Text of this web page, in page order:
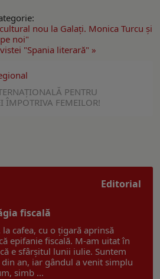
nou la Galați. Monica Turcu și
noi"
"Spania literară" »
PENTRU
ÎMPOTRIVA FEMEILOR!
Editorial
fiscală
cafea, cu o țigară aprinsă
epifanie fiscală. M-am uitat în
e sfârșitul lunii iulie. Suntem
an, iar gândul a venit simplu
simb ...